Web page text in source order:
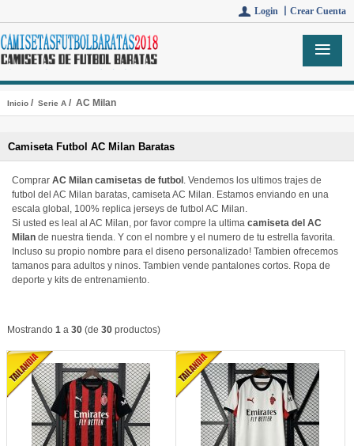
Login 丨 Crear Cuenta
Inicio/ Serie A/ AC Milan
Camiseta Futbol AC Milan Baratas
Comprar AC Milan camisetas de futbol . Vendemos los ultimos trajes de
futbol del AC Milan baratas, camiseta AC Milan. Estamos enviando en una
escala global, 100% replica jerseys de futbol AC Milan.
Si usted es leal al AC Milan, por favor compre la ultima camiseta del AC
Milan de nuestra tienda. Y con el nombre y el numero de tu estrella favorita.
Incluso su propio nombre para el diseno personalizado! Tambien ofrecemos
tamanos para adultos y ninos. Tambien vende pantalones cortos. Ropa de
deporte y kits de entrenamiento.
Mostrando 1a 30(de 30productos)